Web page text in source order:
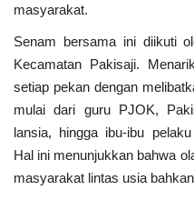
masyarakat.
Senam bersama ini diikuti
Kecamatan Pakisaji.
setiap pekan dengan
mulai dari guru PJOK,
lansia, hingga ibu-ibu
Hal ini menunjukkan bahwa
masyarakat lintas usia